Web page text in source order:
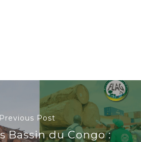
Previous Post
Bassin du Congo :